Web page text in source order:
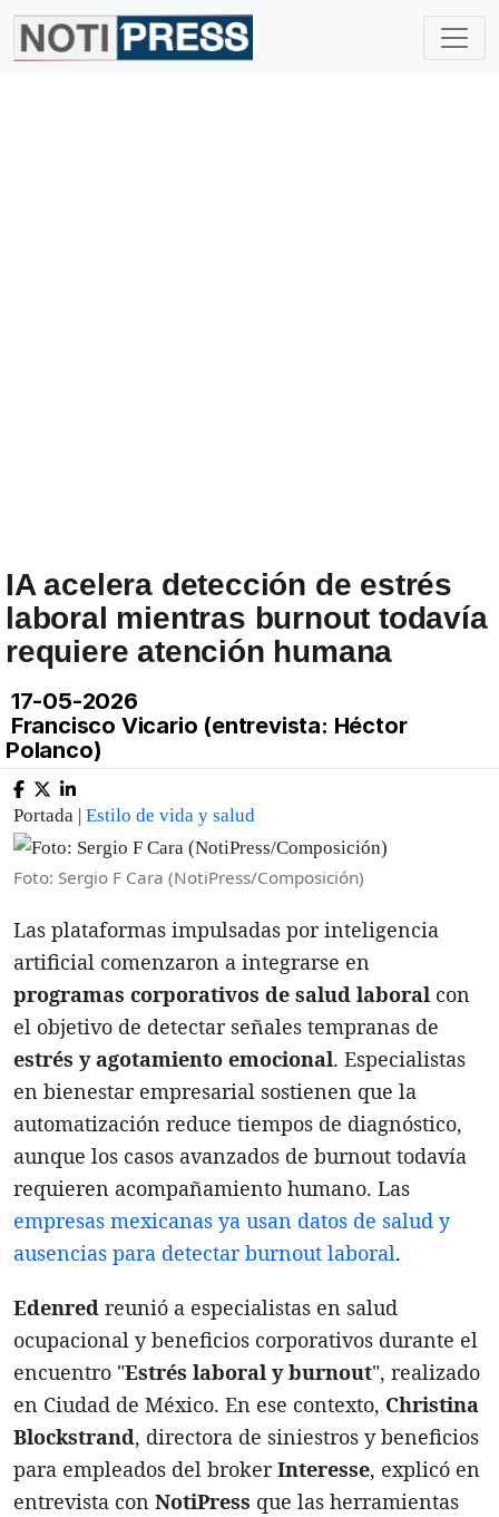
IA acelera detección de estrés
laboral mientras burnout todavía
requiere atención humana
17-05-2026
Francisco Vicario (entrevista: Héctor
Polanco)
Portada | Estilo de vida y salud
Foto: Sergio F Cara (NotiPress/Composición)
Las plataformas impulsadas por inteligencia
artificial comenzaron a integrarse en
programas corporativos de salud laboral con
el objetivo de detectar señales tempranas de
estrés y agotamiento emocional. Especialistas
en bienestar empresarial sostienen que la
automatización reduce tiempos de diagnóstico,
aunque los casos avanzados de burnout todavía
requieren acompañamiento humano. Las
empresas mexicanas ya usan datos de salud y
ausencias para detectar burnout laboral.
Edenred reunió a especialistas en salud
ocupacional y beneficios corporativos durante el
encuentro "Estrés laboral y burnout", realizado
en Ciudad de México. En ese contexto, Christina
Blockstrand, directora de siniestros y beneficios
para empleados del brokerInteresse, explicó en
entrevista con NotiPress que las herramientas